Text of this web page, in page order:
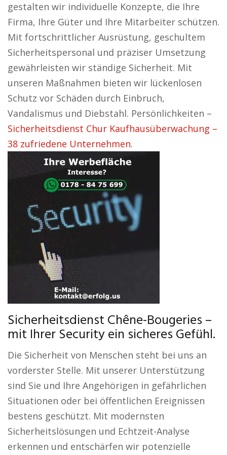
gestalten wir individuelle Konzepte, die Ihre
Firma, Ihre Güter und Ihre Mitarbeiter schützen.
Mit fortschrittlicher Ausrüstung, geschultem
Sicherheitspersonal und präziser Umsetzung
gewährleisten wir ständige Sicherheit. Mit
unseren Maßnahmen bieten wir lückenlosen
Schutz vor Schäden durch Einbruch,
Vandalismus und Diebstahl. Persönlichkeiten –
Sicherheitsdienst Chur Kaufhausüberwachung –
38 zufriedene Unternehmen.
Sicherheitsdienst Chêne-Bougeries –
mit Ihrer Security ein sicheres Gefühl.
Die Sicherheit von Menschen steht bei uns an
vorderster Stelle. Mit unserer Unterstützung
sind Sie und Ihre Angehörigen in gefährlichen
Situationen oder bei öffentlichen Ereignissen
bestens geschützt. Mit modernsten
Sicherheitslösungen und Echtzeit-Analyse
erkennen und entschärfen wir potenzielle